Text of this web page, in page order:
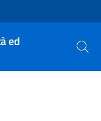
ed
Cerca